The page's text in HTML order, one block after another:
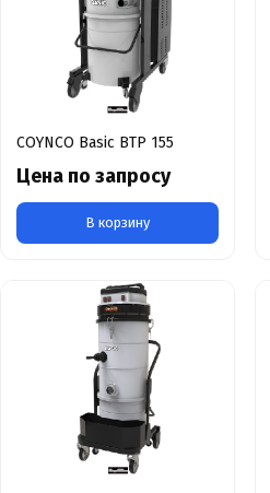
COYNCO Basic BTP 155
Цена по запросу
В корзину